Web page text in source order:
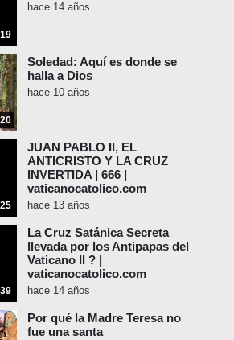
hace 14 años
Soledad: Aquí es donde se
halla a Dios
hace 10 años
JUAN PABLO II, EL
ANTICRISTO Y LA CRUZ
INVERTIDA | 666 |
vaticanocatolico.com
hace 13 años
La Cruz Satánica Secreta
llevada por los Antipapas del
Vaticano II ? |
vaticanocatolico.com
hace 14 años
Por qué la Madre Teresa no
fue una santa